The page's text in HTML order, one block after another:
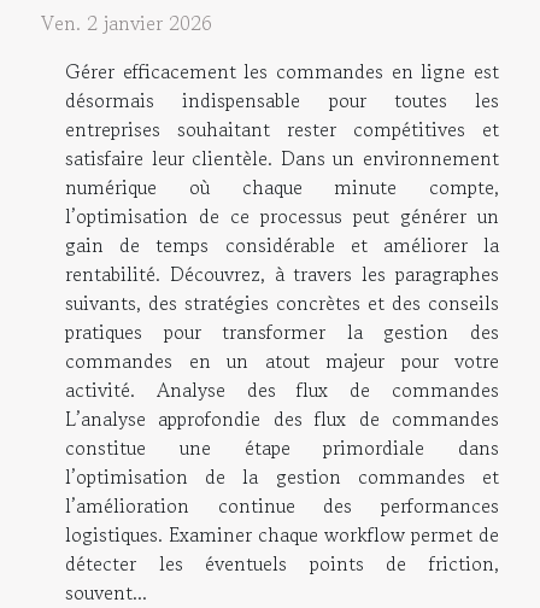
Ven. 2 janvier 2026
Gérer efficacement les commandes en ligne est
désormais indispensable pour toutes les
entreprises souhaitant rester compétitives et
satisfaire leur clientèle. Dans un environnement
numérique où chaque minute compte,
l’optimisation de ce processus peut générer un
gain de temps considérable et améliorer la
rentabilité. Découvrez, à travers les paragraphes
suivants, des stratégies concrètes et des conseils
pratiques pour transformer la gestion des
commandes en un atout majeur pour votre
activité. Analyse des flux de commandes
L’analyse approfondie des flux de commandes
constitue une étape primordiale dans
l’optimisation de la gestion commandes et
l’amélioration continue des performances
logistiques. Examiner chaque workflow permet de
détecter les éventuels points de friction,
souvent...